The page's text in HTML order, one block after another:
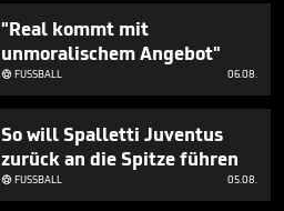
"Real kommt mit
unmoralischem Angebot"
FUSSBALL 06.08.
So will Spalletti Juventus
zurück an die Spitze führen
FUSSBALL 05.08.